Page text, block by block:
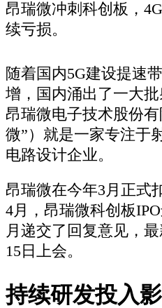
昂瑞微冲刺科创板，
续亏损。
随着国内5G建设提速
增，国内涌出了一大
昂瑞微电子技术股份
微”）就是一家专注于
电路设计企业。
昂瑞微在今年3月正式
4月，昂瑞微科创板
月递交了回复意见，
15日上会。
持续研发投入